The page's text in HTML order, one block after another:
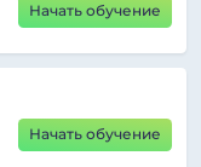
Начать обучение
Начать обучение